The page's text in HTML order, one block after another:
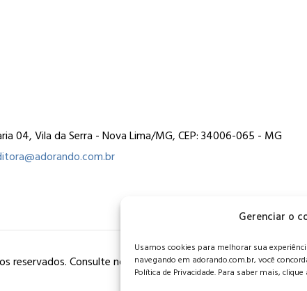
Gerenciar o
Usamos cookies para melhorar sua
navegando em adorando.com.br, você
Política de Privacidade. Para saber mais, clique
04, Vila da Serra - Nova Lima/MG, CEP: 34006-065 - MG
reservados. Consulte nossapolítica de privacidade.